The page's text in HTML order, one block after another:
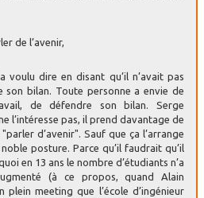
de l’avenir,
voulu dire en disant qu’il n’avait pas
son bilan. Toute personne a envie de
de défendre son bilan. Serge
l’intéresse pas, il prend davantage de
d’avenir". Sauf que ça l’arrange
posture. Parce qu’il faudrait qu’il
en 13 ans le nombre d’étudiants n’a
(à ce propos, quand Alain
plein meeting que l’école d’ingénieur